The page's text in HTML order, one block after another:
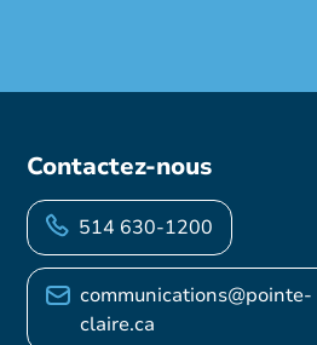
Contactez-nous
514 630-1200
communications@pointe-
claire.ca